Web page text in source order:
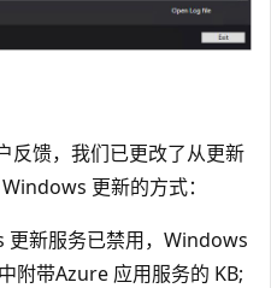
反馈，我们已更改了从更新
更新的方式：
更新服务已禁用，Windows
附带Azure 应用服务的 KB;